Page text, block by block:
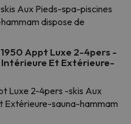
Aux Pieds-spa-piscines
dispose de
Appt Luxe 2-4pers -
Et Extérieure-
Luxe 2-4pers -skis Aux
Extérieure-sauna-hammam